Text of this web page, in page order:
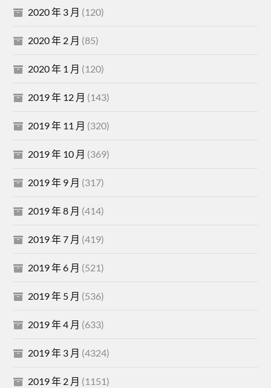
2020 年 3 月 (120)
2020 年 2 月 (85)
2020 年 1 月 (120)
2019 年 12 月 (143)
2019 年 11 月 (320)
2019 年 10 月 (369)
2019 年 9 月 (317)
2019 年 8 月 (414)
2019 年 7 月 (419)
2019 年 6 月 (521)
2019 年 5 月 (536)
2019 年 4 月 (633)
2019 年 3 月 (4324)
2019 年 2 月 (1151)